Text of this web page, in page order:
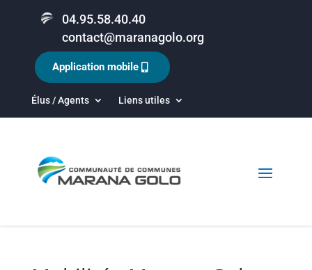
04.95.58.40.40
contact@maranagolo.org
Élus / Agents Liens utiles
Application mobile